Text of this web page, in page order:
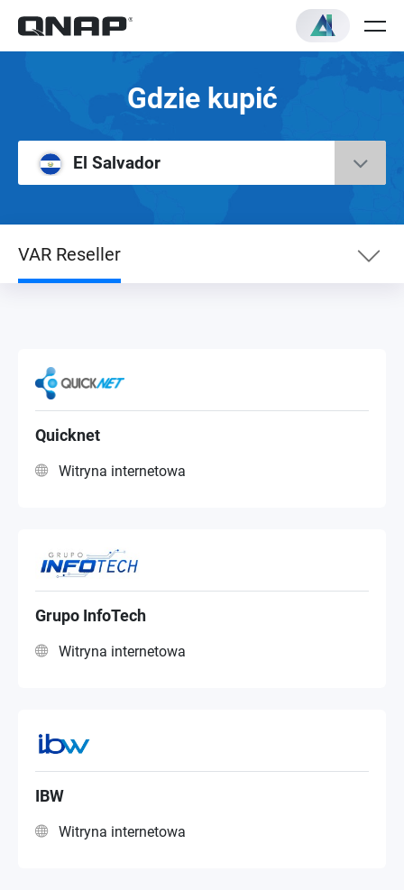
Gdzie kupić
El Salvador
VAR Reseller
VAR Reseller
Quicknet
Witryna internetowa
Grupo InfoTech
Witryna internetowa
IBW
Witryna internetowa